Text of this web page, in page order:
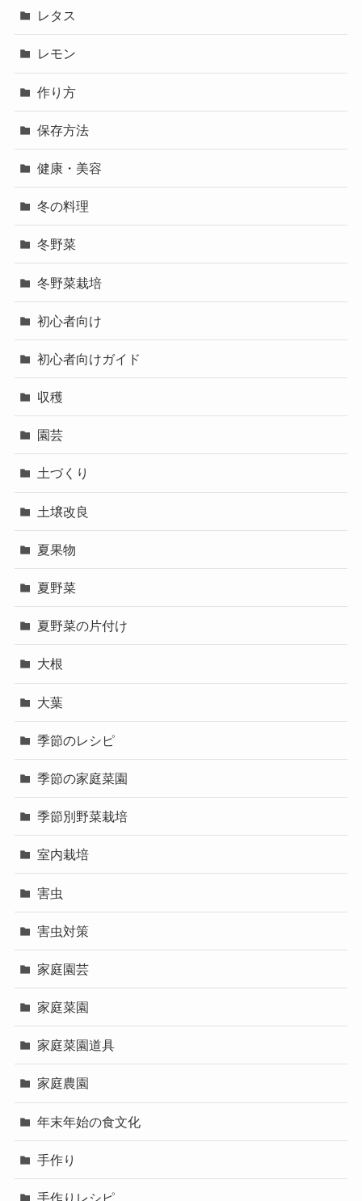
レタス
レモン
作り方
保存方法
健康・美容
冬の料理
冬野菜
冬野菜栽培
初心者向け
初心者向けガイド
収穫
園芸
土づくり
土壌改良
夏果物
夏野菜
夏野菜の片付け
大根
大葉
季節のレシピ
季節の家庭菜園
季節別野菜栽培
室内栽培
害虫
害虫対策
家庭園芸
家庭菜園
家庭菜園道具
家庭農園
年末年始の食文化
手作り
手作りレシピ